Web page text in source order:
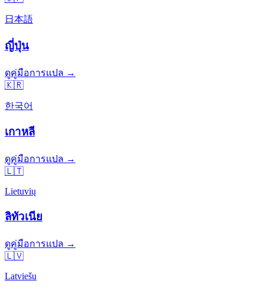
日本語
ญี่ปุ่น
ดูคู่มือการแปล →
🇰🇷
한국어
เกาหลี
ดูคู่มือการแปล →
🇱🇹
Lietuvių
ลิทัวเนีย
ดูคู่มือการแปล →
🇱🇻
Latviešu